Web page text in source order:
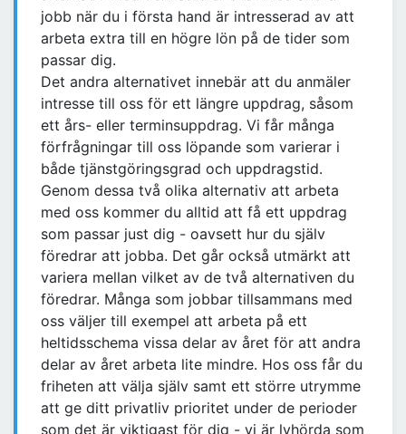
jobb när du i första hand är intresserad av att
arbeta extra till en högre lön på de tider som
passar dig.
Det andra alternativet innebär att du anmäler
intresse till oss för ett längre uppdrag, såsom
ett års- eller terminsuppdrag. Vi får många
förfrågningar till oss löpande som varierar i
både tjänstgöringsgrad och uppdragstid.
Genom dessa två olika alternativ att arbeta
med oss kommer du alltid att få ett uppdrag
som passar just dig - oavsett hur du själv
föredrar att jobba. Det går också utmärkt att
variera mellan vilket av de två alternativen du
föredrar. Många som jobbar tillsammans med
oss väljer till exempel att arbeta på ett
heltidsschema vissa delar av året för att andra
delar av året arbeta lite mindre. Hos oss får du
friheten att välja själv samt ett större utrymme
att ge ditt privatliv prioritet under de perioder
som det är viktigast för dig - vi är lyhörda som